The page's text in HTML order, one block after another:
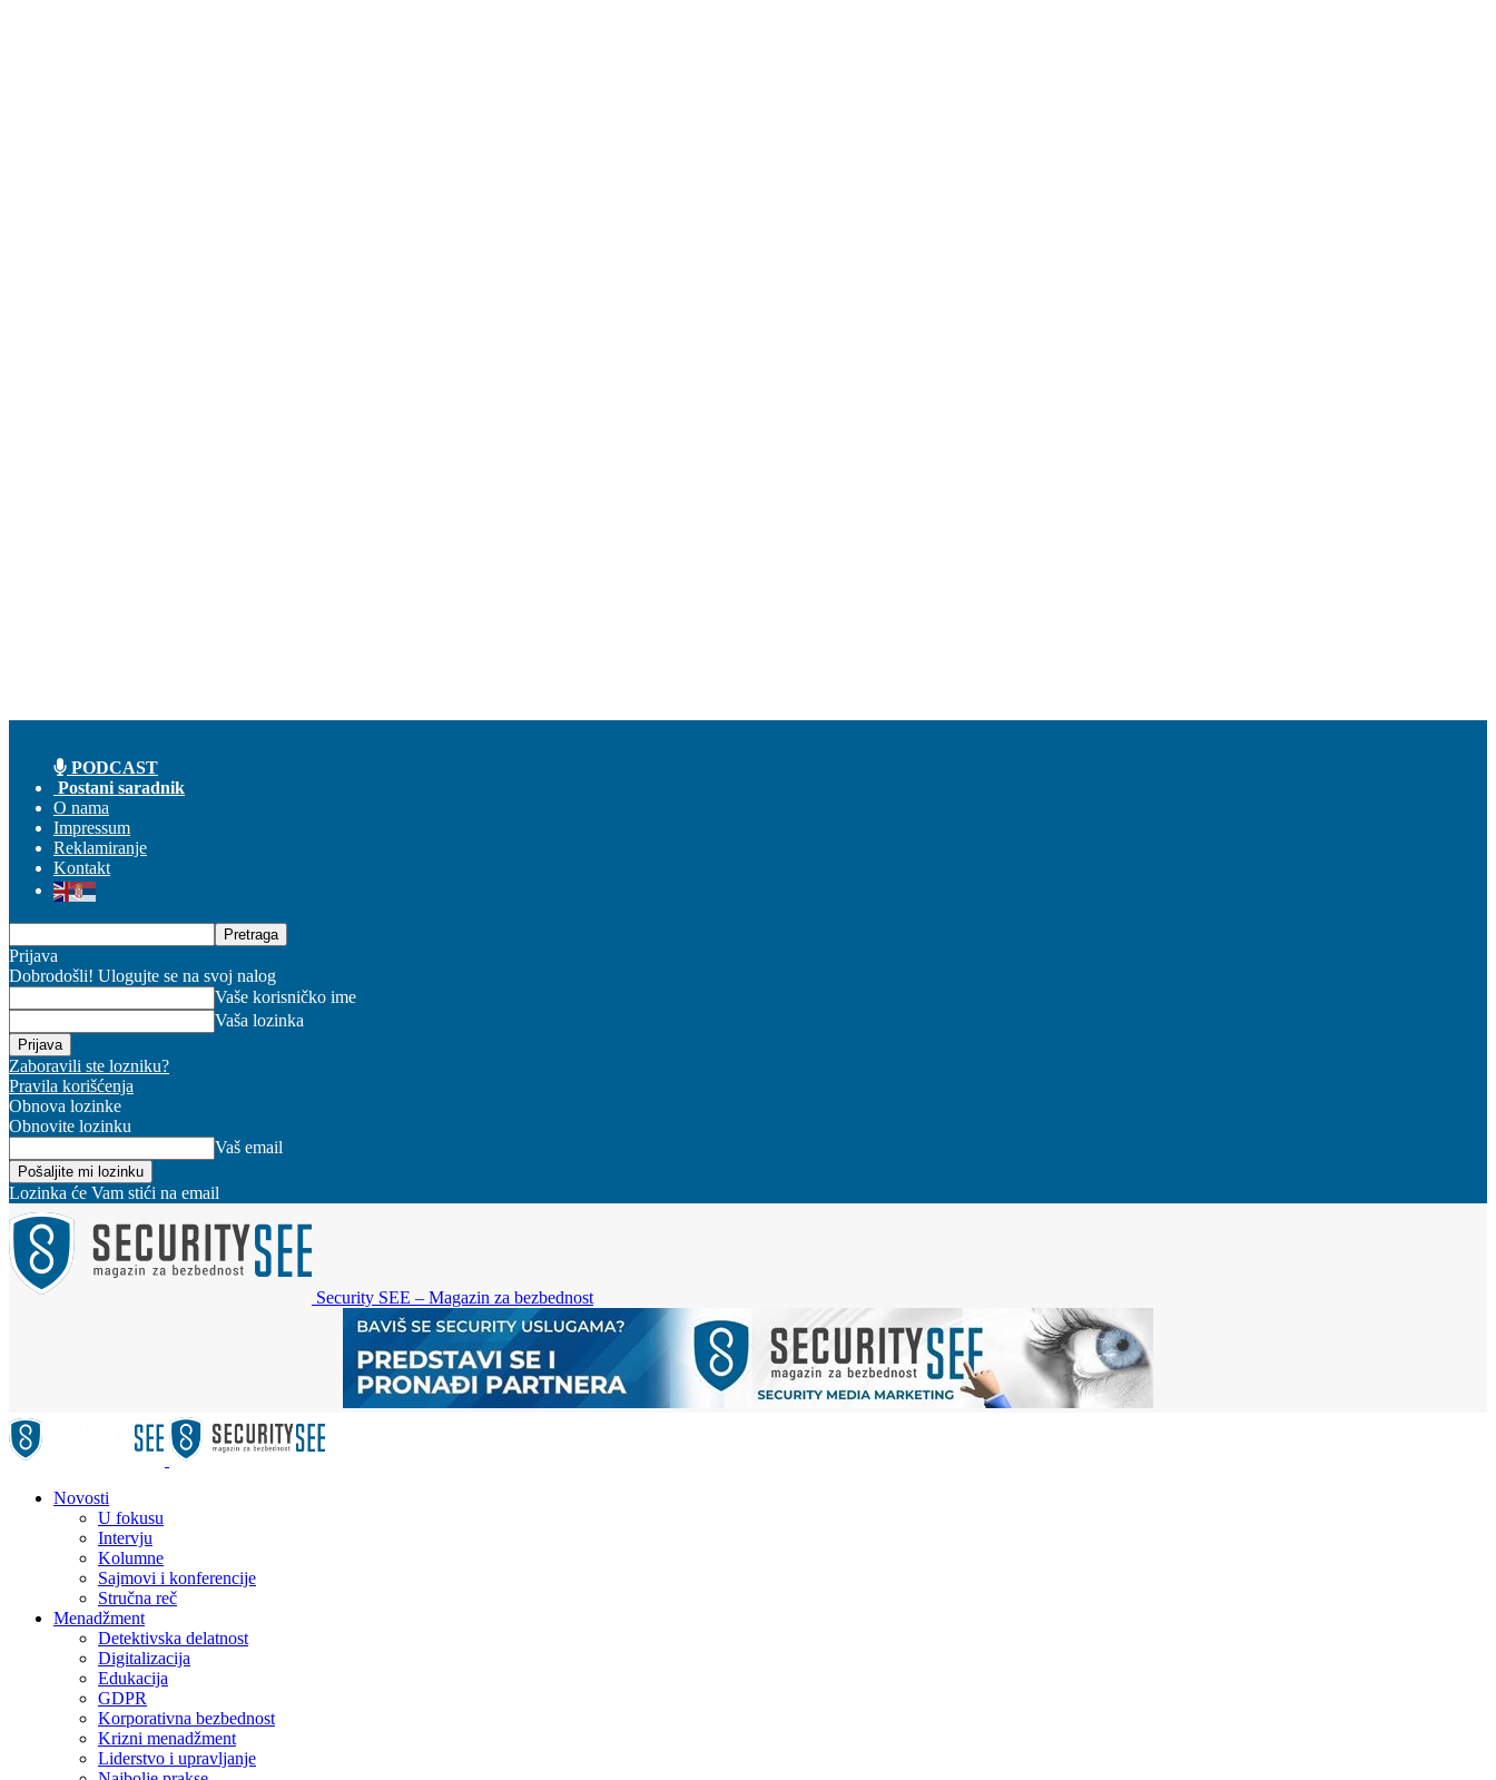
PODCAST
Postani saradnik
O nama
Impressum
Reklamiranje
Kontakt
Prijava
Dobrodošli! Ulogujte se na svoj nalog
Vaše korisničko ime
Vaša lozinka
Zaboravili ste lozniku?
Pravila korišćenja
Obnova lozinke
Obnovite lozinku
Vaš email
Lozinka će Vam stići na email
Security SEE – Magazin za bezbednost
Novosti
U fokusu
Intervju
Kolumne
Sajmovi i konferencije
Stručna reč
Menadžment
Detektivska delatnost
Digitalizacija
Edukacija
GDPR
Korporativna bezbednost
Krizni menadžment
Liderstvo i upravljanje